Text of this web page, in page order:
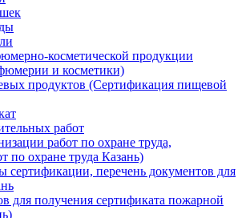
косметической продукции
и косметики)
продуктов (Сертификация пищевой
работ
работ по охране труда,
по охране труда Казань)
сертификации, перечень документов для
для получения сертификата пожарной